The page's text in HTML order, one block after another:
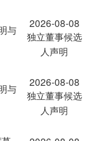
与
2026-08-08
独立董事候选
人声明
与
2026-08-08
独立董事候选
人声明